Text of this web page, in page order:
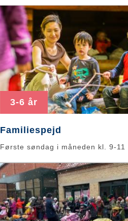
3-6 år
Familiespejd
Første søndag i måneden kl. 9-11